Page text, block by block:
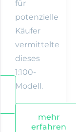
für
potenzielle
Käufer
vermittelte
dieses
1:100-
Modell.
mehr
erfahren